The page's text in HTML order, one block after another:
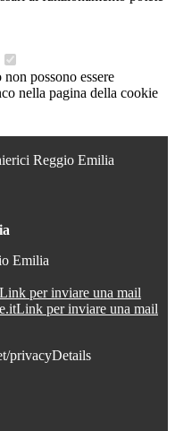
possono essere
nella pagina della cookie
Reggio Emilia
Emilia
Link per inviare una mail
Link per inviare una mail
privacyDetails